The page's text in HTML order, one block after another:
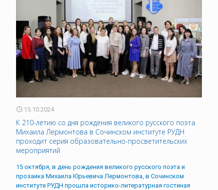
15.10.2024
К 210-летию со дня рождения великого русского поэта
Михаила Лермонтова в Сочинском институте РУДН
проходит серия образовательно-просветительских
мероприятий
15 октября, в день рождения великого русского поэта и
прозаика Михаила Юрьевича Лермонтова, в Сочинском
институте РУДН прошла историко-литературная гостиная